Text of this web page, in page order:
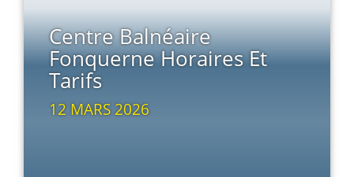
Centre Balnéaire
Fonquerne Horaires Et
Tarifs
12 MARS 2026